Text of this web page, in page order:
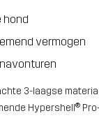
hond
vermogen
3-laagse
Hypershell®